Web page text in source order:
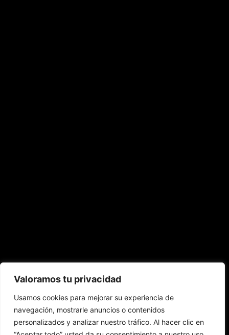
Valoramos tu privacidad
Usamos cookies para mejorar su experiencia de
navegación, mostrarle anuncios o contenidos
personalizados y analizar nuestro tráfico. Al hacer clic en
Selección y contacto de creadores
afines a la marca, negociación de
colaboraciones, coordinación de
entregables y seguimiento de resultados
de cada acción.